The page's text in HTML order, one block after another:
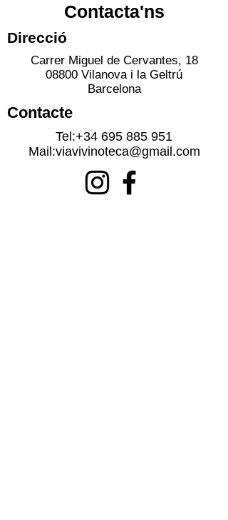
Contacta'ns
Direcció
Carrer Miguel de Cervantes, 18
08800 Vilanova i la Geltrú
Barcelona
Contacte
Tel:+34 695 885 951
Mail:viavivinoteca@gmail.com